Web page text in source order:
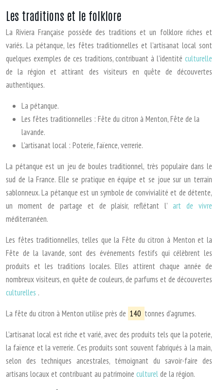
Les traditions et le folklore
La Riviera Française possède des traditions et un folklore riches et
variés. La pétanque, les fêtes traditionnelles et l’artisanat local sont
quelques exemples de ces traditions, contribuant à l’identité culturelle
de la région et attirant des visiteurs en quête de découvertes
authentiques.
La pétanque.
Les fêtes traditionnelles : Fête du citron à Menton, Fête de la
lavande.
L’artisanat local : Poterie, faïence, verrerie.
La pétanque est un jeu de boules traditionnel, très populaire dans le
sud de la France. Elle se pratique en équipe et se joue sur un terrain
sablonneux. La pétanque est un symbole de convivialité et de détente,
un moment de partage et de plaisir, reflétant l’art de vivre
méditerranéen.
Les fêtes traditionnelles, telles que la Fête du citron à Menton et la
Fête de la lavande, sont des événements festifs qui célèbrent les
produits et les traditions locales. Elles attirent chaque année de
nombreux visiteurs, en quête de couleurs, de parfums et de découvertes
culturelles .
La fête du citron à Menton utilise près de 140 tonnes d’agrumes.
L’artisanat local est riche et varié, avec des produits tels que la poterie,
la faïence et la verrerie. Ces produits sont souvent fabriqués à la main,
selon des techniques ancestrales, témoignant du savoir-faire des
artisans locaux et contribuant au patrimoine culturelde la région.